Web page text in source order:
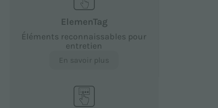
ElemenTag
Éléments reconnaissables pour
entretien
En savoir plus